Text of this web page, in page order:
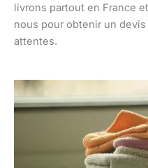
livrons partout en France
nous pour obtenir un
attentes.